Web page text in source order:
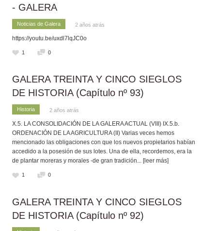
- GALERA
Noticias de Galera 2 años atrás
https://youtu.be/uxdl7lqJC0o
1 0
GALERA TREINTA Y CINCO SIEGLOS
DE HISTORIA (Capítulo nº 93)
Historia 2 años atrás
X.5. LA CONSOLIDACIÓN DE LA GALERA ACTUAL (VIII) IX.5.b.
ORDENACIÓN DE LA AGRICULTURA (II) Varias veces hemos
mencionado las obligaciones con que los nuevos propietarios habían
accedido a la posesión de sus lotes. Una de ella, recordemos, era la
de plantar moreras y morales -de gran tradición... [leer más]
1 0
GALERA TREINTA Y CINCO SIEGLOS
DE HISTORIA (Capítulo nº 92)